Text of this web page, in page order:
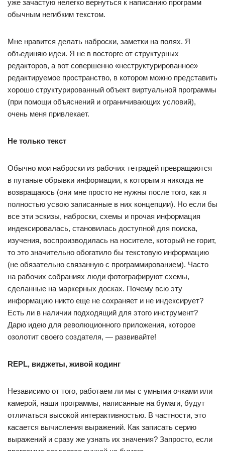
уже зачастую нелегко вернуться к написанию программ
обычным негибким текстом.
Мне нравится делать наброски, заметки на полях. Я
объединяю идеи. Я не в восторге от структурных
редакторов, а вот совершенно «неструктурированное»
редактируемое пространство, в котором можно представить
хорошо структурированный объект виртуальной программы
(при помощи объяснений и ограничивающих условий),
очень меня привлекает.
Не только текст
Обычно мои наброски из рабочих тетрадей превращаются
в путаные обрывки информации, к которым я никогда не
возвращаюсь (они мне просто не нужны после того, как я
полностью усвою записанные в них концепции). Но если бы
все эти эскизы, наброски, схемы и прочая информация
индексировалась, становилась доступной для поиска,
изучения, воспроизводилась на носителе, который не горит,
то это значительно обогатило бы текстовую информацию
(не обязательно связанную с программированием). Часто
на рабочих собраниях люди фотографируют схемы,
сделанные на маркерных досках. Почему всю эту
информацию никто еще не сохраняет и не индексирует?
Есть ли в наличии подходящий для этого инструмент?
Дарю идею для революционного приложения, которое
озолотит своего создателя, — развивайте!
REPL, виджеты, живой кодинг
Независимо от того, работаем ли мы с умными очками или
камерой, наши программы, написанные на бумаги, будут
отличаться высокой интерактивностью. В частности, это
касается вычисления выражений. Как записать серию
выражений и сразу же узнать их значения? Запросто, если